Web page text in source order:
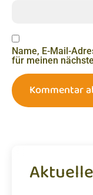
Name, E-Mail-
für meinen